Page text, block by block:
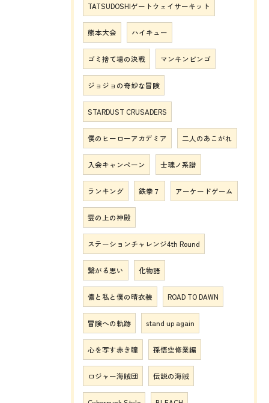
TATSUDOSHIゲートウェイサーキット
熊本大会 ハイキュー
ゴミ捨て場の決戦 マンキンビンゴ
ジョジョの奇妙な冒険
STARDUST CRUSADERS
僕のヒーローアカデミア 二人のあこがれ
入会キャンペーン 士魂ノ系譜
ランキング 鉄拳７ アーケードゲーム
雲の上の神殿
ステーションチャレンジ4th Round
繋がる思い 化物語
儂と私と僕の晴衣装 ROAD TO DAWN
冒険への軌跡 stand up again
心を写す赤き瞳 孫悟空修業編
ロジャー海賊団 伝説の海賊